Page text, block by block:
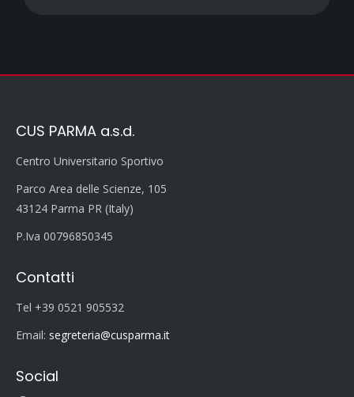
CUS PARMA a.s.d.
Centro Universitario Sportivo
Parco Area delle Scienze, 105
43124 Parma PR (Italy)
P.Iva 00796850345
Contatti
Tel +39 0521 905532
Email: segreteria@cusparma.it
Social